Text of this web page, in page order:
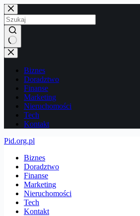
Przejdź
do
treści
Brak
wyników
Biznes
Doradztwo
Finanse
Marketing
Nieruchomości
Tech
Kontakt
Pid.org.pl
Biznes
Doradztwo
Finanse
Marketing
Nieruchomości
Tech
Kontakt